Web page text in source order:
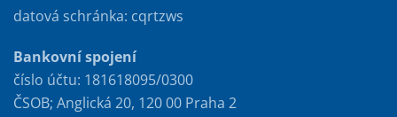
datová schránka: cqrtzws
Bankovní spojení
číslo účtu: 181618095/0300
ČSOB; Anglická 20, 120 00 Praha 2